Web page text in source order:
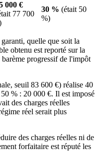
000 €
77 700
30 % (était 50
%)
garanti, quelle que soit la
obtenu est reporté sur la
progressif de l'impôt
seuil 83 600 €) réalise 40
% : 20 000 €. Il est imposé
des charges réelles
réel serait plus
des charges réelles ni de
forfaitaire est réputé les